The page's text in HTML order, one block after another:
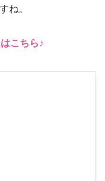
ね。
はこちら♪